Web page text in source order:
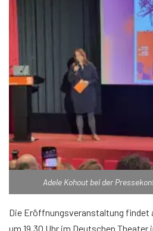
Adele Kohout bei der
Die Eröffnungsveranstaltung findet
um 19.30 Uhr im Deutschen Theater